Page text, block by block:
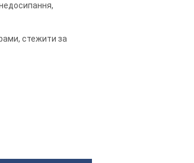
стежити за